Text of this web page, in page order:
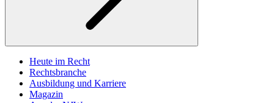
Heute im Recht
Rechtsbranche
Ausbildung und Karriere
Magazin